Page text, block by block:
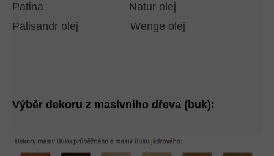
Patina Natur olej
Palisandr olej Wenge olej
Výběr dekoru z masivního dřeva (buk):